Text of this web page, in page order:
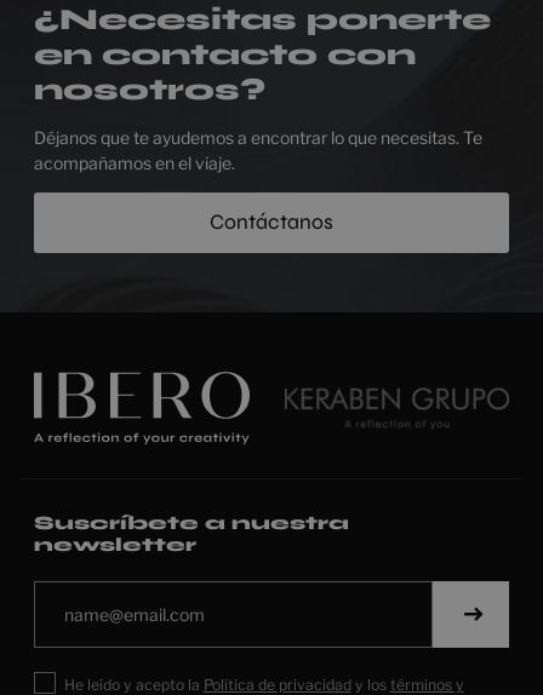
¿Necesitas ponerte
en contacto con
nosotros?
Déjanos que te ayudemos a encontrar lo que necesitas. Te
acompañamos en el viaje.
Contáctanos
Suscríbete a nuestra
newsletter
He leído y acepto la Política de privacidady los términos y